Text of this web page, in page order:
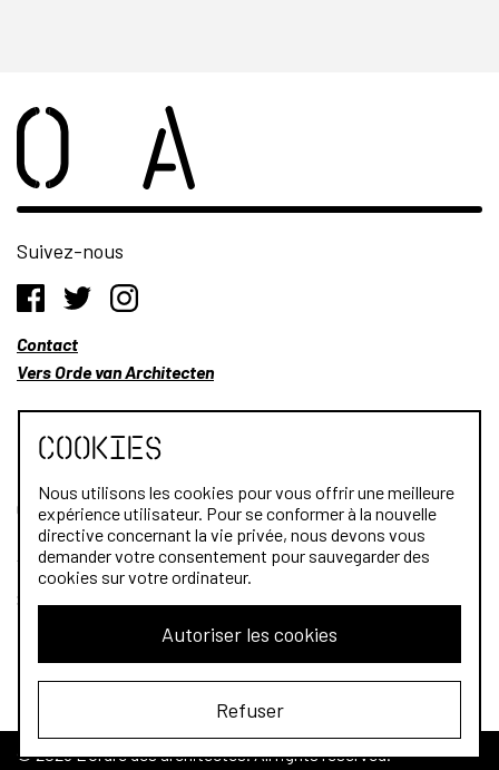
Suivez-nous
Contact
Vers Orde van Architecten
Qui sommes-nous?
Architectes
Stagiaires
© 2026 L'Ordre des architectes. All rights reserved.
Cookies
Nous utilisons les cookies pour vous offrir une meilleure
expérience utilisateur. Pour se conformer à la nouvelle
directive concernant la vie privée, nous devons vous
demander votre consentement pour sauvegarder des
cookies sur votre ordinateur.
Autoriser les cookies
Refuser